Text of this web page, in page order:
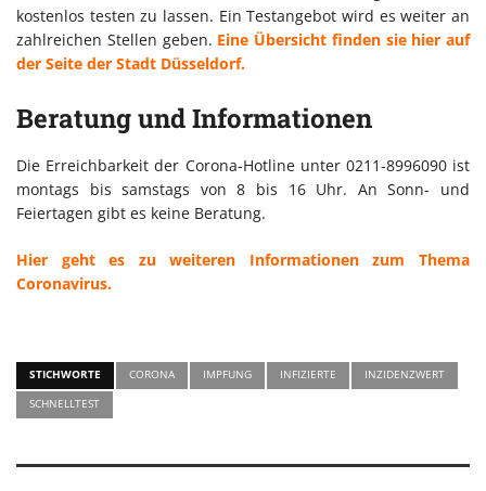
kostenlos testen zu lassen. Ein Testangebot wird es weiter an
zahlreichen Stellen geben. Eine Übersicht finden sie hier auf
der Seite der Stadt Düsseldorf.
Beratung und Informationen
Die Erreichbarkeit der Corona-Hotline unter 0211-8996090 ist
montags bis samstags von 8 bis 16 Uhr. An Sonn- und
Feiertagen gibt es keine Beratung.
Hier geht es zu weiteren Informationen zum Thema
Coronavirus.
STICHWORTE CORONA IMPFUNG INFIZIERTE
INZIDENZWERT
SCHNELLTEST